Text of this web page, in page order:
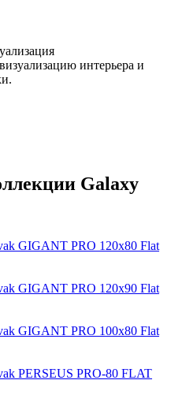
интерьера и
Galaxy
GIGANT PRO 120x80 Flat
GIGANT PRO 120x90 Flat
GIGANT PRO 100x80 Flat
PERSEUS PRO-80 FLAT